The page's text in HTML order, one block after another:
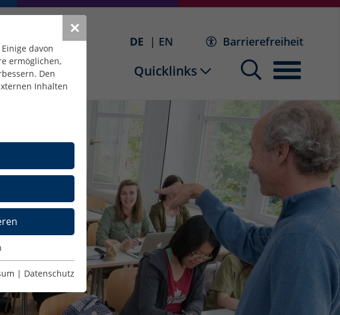
✕
davon
ermöglichen,
Den
Inhalten
| Datenschutz
DE EN Barrierefreiheit
Quicklinks